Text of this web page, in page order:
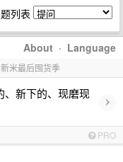
列表
About · Language
米最后囤货季
、新下的、现磨现
›
PRO